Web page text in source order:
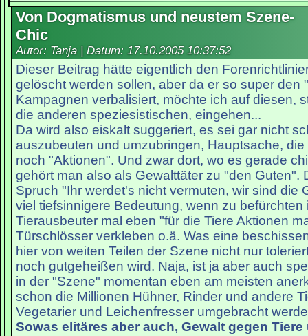
Von Dogmatismus und neustem Szene-
Chic
Autor: Tanja | Datum: 17.10.2005 10:37:52
Dieser Beitrag hätte eigentlich den
gelöscht werden sollen, aber da er so super den
Kampagnen verbalisiert, möchte ich auf diesen,
die anderen speziesistischen, eingehen...
Da wird also eiskalt suggeriert, es sei gar nicht
auszubeuten und umzubringen, Hauptsache,
noch "Aktionen". Und zwar dort, wo es gerade
gehört man also als Gewalttäter zu "den Guten".
Spruch "Ihr werdet's nicht vermuten, wir sind die
viel tiefsinnigere Bedeutung, wenn zu befürchten
Tierausbeuter mal eben "für die Tiere Aktionen
Türschlösser verkleben o.ä. Was eine
hier von weiten Teilen der Szene nicht nur
noch gutgeheißen wird. Naja, ist ja aber auch
in der "Szene" momentan eben am meisten
schon die Millionen Hühner, Rinder und andere
Vegetarier und Leichenfresser umgebracht
Sowas elitäres aber auch, Gewalt gegen